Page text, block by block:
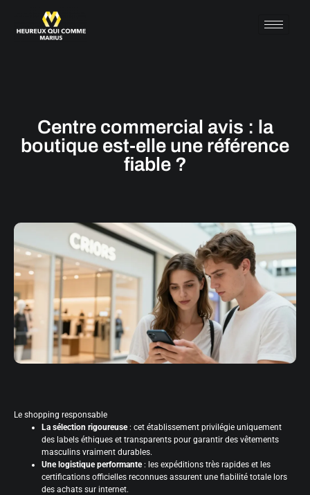
Centre commercial avis : la
boutique est-elle une référence
fiable ?
Le shopping responsable
La sélection rigoureuse: cet établissement privilégie uniquement
des labels éthiques et transparents pour garantir des vêtements
masculins vraiment durables.
Une logistique performante: les expéditions très rapides et les
certifications officielles reconnues assurent une fiabilité totale lors
des achats sur internet.